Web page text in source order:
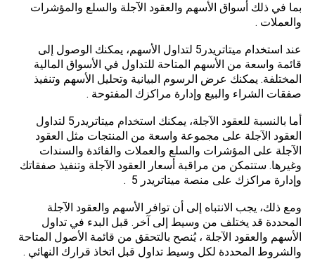
بما في ذلك أسواق الأسهم والعقود الآجلة والسلع والمؤشرات
والعملات .
عند استخدام ميتاتريدر5 لتداول الأسهم، يمكنك الوصول إلى
قائمة واسعة من الأسهم المتاحة للتداول في الأسواق المالية
المختلفة. يمكنك عرض الرسوم البيانية وتحليل الأسهم وتنفيذ
صفقات الشراء والبيع وإدارة مراكزك المفتوحة .
أما بالنسبة للعقود الآجلة، يمكنك استخدام ميتاتريدر5 لتداول
العقود الآجلة على مجموعة واسعة من المنتجات مثل العقود
الآجلة على المؤشرات والسلع والعملات والفائدة والسندات
وغيرها. ستتمكن من مراقبة أسعار العقود الآجلة وتنفيذ صفقاتك
وإدارة مراكزك على منصة ميتاتريدر 5 .
ومع ذلك، يجب الانتباه إلى أن توافر الأسهم والعقود الآجلة
المحددة قد يختلف من وسيط إلى آخر. قبل البدء في تداول
الأسهم والعقود الآجلة ، يُنصح بالتحقق من قائمة الأصول المتاحة
والشروط المحددة لكل وسيط تداول قبل اتخاذ قرارك النهائي .